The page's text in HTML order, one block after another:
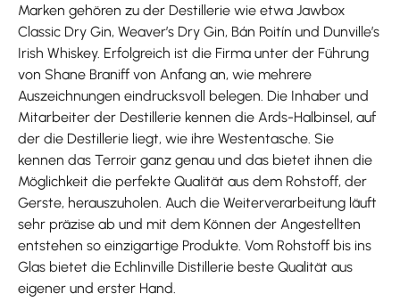
Marken gehören zu der Destillerie wie etwa Jawbox
Classic Dry Gin, Weaver’s Dry Gin, Bán Poitín und Dunville’s
Irish Whiskey. Erfolgreich ist die Firma unter der Führung
von Shane Braniff von Anfang an, wie mehrere
Auszeichnungen eindrucksvoll belegen. Die Inhaber und
Mitarbeiter der Destillerie kennen die Ards-Halbinsel, auf
der die Destillerie liegt, wie ihre Westentasche. Sie
kennen das Terroir ganz genau und das bietet ihnen die
Möglichkeit die perfekte Qualität aus dem Rohstoff, der
Gerste, herauszuholen. Auch die Weiterverarbeitung läuft
sehr präzise ab und mit dem Können der Angestellten
entstehen so einzigartige Produkte. Vom Rohstoff bis ins
Glas bietet die Echlinville Distillerie beste Qualität aus
eigener und erster Hand.